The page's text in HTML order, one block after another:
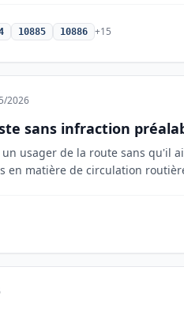
10885 10886 +15
2026
sans infraction
usager de la route sans qu'il
en matière de circulation